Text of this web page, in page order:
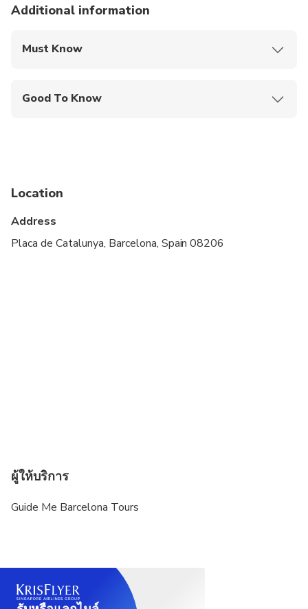
Additional information
Must Know
Good To Know
Public transportation options are available nearby
Location
Address
Placa de Catalunya, Barcelona, Spain 08206
ผู้ให้บริการ
Guide Me Barcelona Tours